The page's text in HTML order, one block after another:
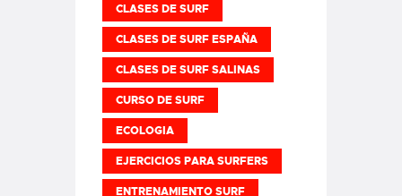
CLASES DE SURF
CLASES DE SURF ESPAÑA
CLASES DE SURF SALINAS
CURSO DE SURF
ECOLOGIA
EJERCICIOS PARA SURFERS
ENTRENAMIENTO SURF